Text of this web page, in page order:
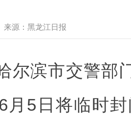
来源：黑龙江日报
尔滨市交警部
月5日将临时